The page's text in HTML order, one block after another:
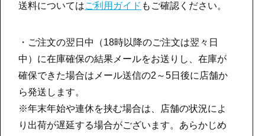
送料についてはご利用ガイド もご確認ください。
・ご注文の翌日中（18時以降のご注文は翌々日
中）に在庫確保の結果メールをお送りし、在庫が
確保できた場合はメール送信の2～5日後に店舗か
ら発送します。
※年末年始や連休を挟む場合は、店舗の状況によ
り出荷が遅延する場合がございます。あらかじめ